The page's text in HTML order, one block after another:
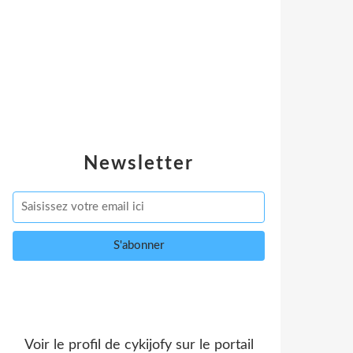
Newsletter
Voir le profil de cykijofysur le portail